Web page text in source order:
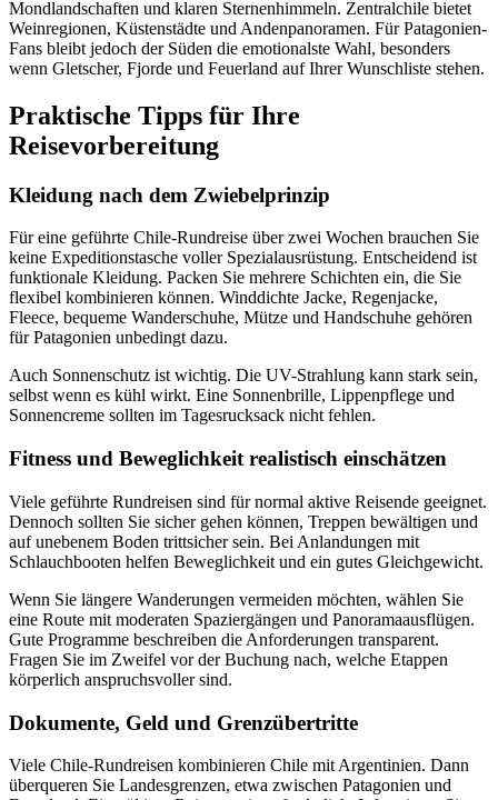
Mondlandschaften und klaren Sternenhimmeln. Zentralchile bietet
Weinregionen, Küstenstädte und Andenpanoramen. Für Patagonien-
Fans bleibt jedoch der Süden die emotionalste Wahl, besonders
wenn Gletscher, Fjorde und Feuerland auf Ihrer Wunschliste stehen.
Praktische Tipps für Ihre
Reisevorbereitung
Kleidung nach dem Zwiebelprinzip
Für eine geführte Chile-Rundreise über zwei Wochen brauchen Sie
keine Expeditionstasche voller Spezialausrüstung. Entscheidend ist
funktionale Kleidung. Packen Sie mehrere Schichten ein, die Sie
flexibel kombinieren können. Winddichte Jacke, Regenjacke,
Fleece, bequeme Wanderschuhe, Mütze und Handschuhe gehören
für Patagonien unbedingt dazu.
Auch Sonnenschutz ist wichtig. Die UV-Strahlung kann stark sein,
selbst wenn es kühl wirkt. Eine Sonnenbrille, Lippenpflege und
Sonnencreme sollten im Tagesrucksack nicht fehlen.
Fitness und Beweglichkeit realistisch einschätzen
Viele geführte Rundreisen sind für normal aktive Reisende geeignet.
Dennoch sollten Sie sicher gehen können, Treppen bewältigen und
auf unebenem Boden trittsicher sein. Bei Anlandungen mit
Schlauchbooten helfen Beweglichkeit und ein gutes Gleichgewicht.
Wenn Sie längere Wanderungen vermeiden möchten, wählen Sie
eine Route mit moderaten Spaziergängen und Panoramaausflügen.
Gute Programme beschreiben die Anforderungen transparent.
Fragen Sie im Zweifel vor der Buchung nach, welche Etappen
körperlich anspruchsvoller sind.
Dokumente, Geld und Grenzübertritte
Viele Chile-Rundreisen kombinieren Chile mit Argentinien. Dann
überqueren Sie Landesgrenzen, etwa zwischen Patagonien und